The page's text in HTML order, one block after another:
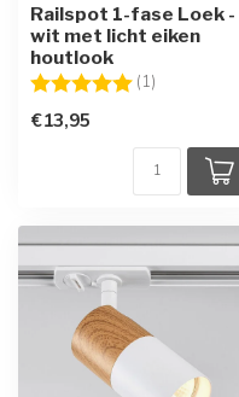
Railspot 1-fase Loek -
wit met licht eiken
houtlook
Beoordeling: (1)
€13,95